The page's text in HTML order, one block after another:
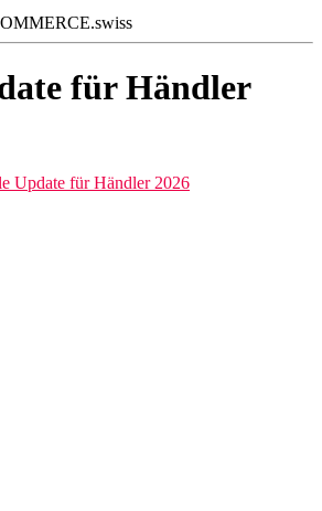
für Händler
Update für Händler 2026